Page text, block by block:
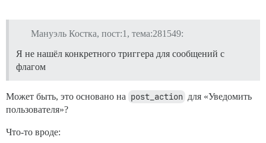
Мануэль Костка, пост:1, тема:281549:
Я не нашёл конкретного триггера для сообщений с
флагом
Может быть, это основано на post_action для «Уведомить
пользователя»?
Что-то вроде: